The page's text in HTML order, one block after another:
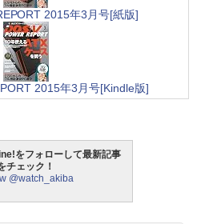
2015年3月号[紙版]
2015年3月号[Kindle版]
をフォローして最新記事
チェック！
@watch_akiba